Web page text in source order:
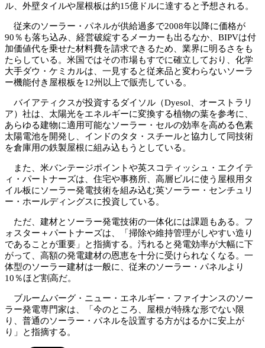
ル、外壁タイルや屋根板は約15億ドルに達すると予想される。
従来のソーラー・パネルが供給過多で2008年以降に価格が
90％も落ち込み、経営破綻するメーカーも出るなか、BIPVは付
加価値代を乗せた材料費を請求できるため、業界に明るさをも
たらしている。米国ではその市場もすでに確立しており、化学
大手ダウ・ケミカルは、一見すると従来品と変わらないソーラ
ー機能付き屋根板を12州以上で販売している。
バイアティクスが投資するダイソル（Dyesol、オーストラリ
ア）社は、太陽光をエネルギーに変換する植物の葉を参考に、
あらゆる建物に適用可能なソーラー・セルの効率を高める色素
太陽電池を開発し、インドのタタ・スチールと協力して同技術
を倉庫用の鉄製屋根に組み込もうとしている。
また、米バンテージポイントや英スコティッシュ・エクイテ
ィ・パートナーズは、住宅や事務所、高層ビルに使う屋根用タ
イル板にソーラー発電技術を組み込む英ソーラー・センチュリ
ー・ホールディングスに投資している。
ただ、建材とソーラー発電技術の一体化には課題もある。フ
ォスター＋パートナーズは、「掃除や維持管理がしやすい造り
であることが重要」と指摘する。汚れると発電効率が大幅に下
がって、高額の発電建材の恩恵を十分に受けられなくなる。一
体型のソーラー建材は一般に、従来のソーラー・パネルより
10％ほど割高だ。
ブルームバーグ・ニュー・エネルギー・ファイナンスのソー
ラー発電専門家は、「今のところ、屋根が特殊な形でない限
り、普通のソーラー・パネルを設置する方がはるかに安上が
り」と指摘する。